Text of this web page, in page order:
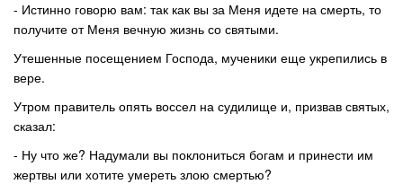
- Истинно говорю вам: так как вы за Меня идете на смерть, то
получите от Меня вечную жизнь со святыми.
Утешенные посещением Господа, мученики еще укрепились в
вере.
Утром правитель опять воссел на судилище и, призвав святых,
сказал:
- Ну что же? Надумали вы поклониться богам и принести им
жертвы или хотите умереть злою смертью?